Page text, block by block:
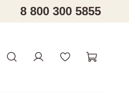
8 800 300 5855